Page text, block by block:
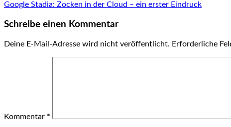
Google Stadia: Zocken in der Cloud – ein erster Eindruck
Schreibe einen Kommentar
Deine E-Mail-Adresse wird nicht veröffentlicht. Erforderliche
Kommentar *